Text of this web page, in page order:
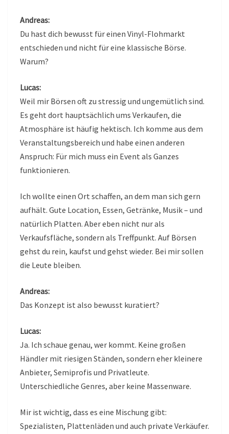
Andreas:
Du hast dich bewusst für einen Vinyl-Flohmarkt
entschieden und nicht für eine klassische Börse.
Warum?
Lucas:
Weil mir Börsen oft zu stressig und ungemütlich sind.
Es geht dort hauptsächlich ums Verkaufen, die
Atmosphäre ist häufig hektisch. Ich komme aus dem
Veranstaltungsbereich und habe einen anderen
Anspruch: Für mich muss ein Event als Ganzes
funktionieren.
Ich wollte einen Ort schaffen, an dem man sich gern
aufhält. Gute Location, Essen, Getränke, Musik – und
natürlich Platten. Aber eben nicht nur als
Verkaufsfläche, sondern als Treffpunkt. Auf Börsen
gehst du rein, kaufst und gehst wieder. Bei mir sollen
die Leute bleiben.
Andreas:
Das Konzept ist also bewusst kuratiert?
Lucas:
Ja. Ich schaue genau, wer kommt. Keine großen
Händler mit riesigen Ständen, sondern eher kleinere
Anbieter, Semiprofis und Privatleute.
Unterschiedliche Genres, aber keine Massenware.
Mir ist wichtig, dass es eine Mischung gibt:
Spezialisten, Plattenläden und auch private Verkäufer.